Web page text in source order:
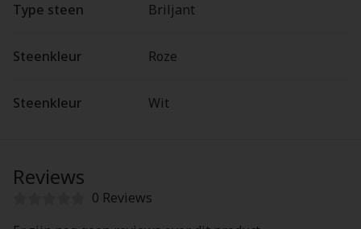
Type steen Briljant
Steenkleur Roze
Steenkleur Wit
Reviews
0 Reviews